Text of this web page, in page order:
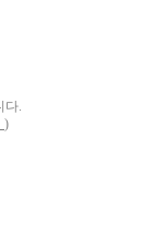
다.
)